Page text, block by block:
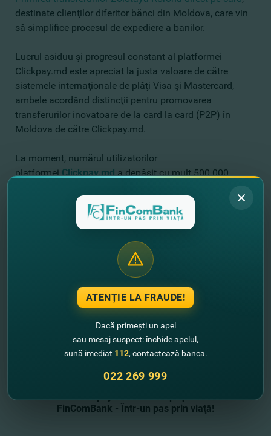
destinate clienţilor diferitor bănci din Moldova, care vin
să simplifice procesul de expediere a banilor.
Lucrul asiduu şi progresul constant al platformei
Clickpay.md este apreciat la justa valoare de către
sistemele internaţionale de plăţi Visa şi Mastercard,
ambele acordând distincţii pentru promovarea
transferurilor inovatoare de la card la card (P2P) în
Moldova de către Clickpay.md.
La moment, numărul utilizatorilor
platformei Clickpay.md a depăşit cu mult 500 000.
„Marca Comercială a anului 2020”, organizat de către
Camera de Comerţ şi Industrie a Republicii Moldova în
parteneriat cu Agenţia de Stat pentru Proprietatea
Intelectuală, demonstrează recunoaşterea înaltă a
brandului de către consumatorii din Republica Moldova
în cadrul acestei competiţii.
- micşorează distanţele mari şi te ajută să
FinComBank - Într-un pas prin viaţă!
ATENȚIE LA FRAUDE!
Dacă primești un apel
sau mesaj suspect: închide apelul,
sună imediat 112, contactează banca.
022 269 999